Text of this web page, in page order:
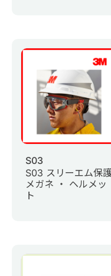
S03
S03 スリーエム保
メガネ ・ ヘルメッ
ト